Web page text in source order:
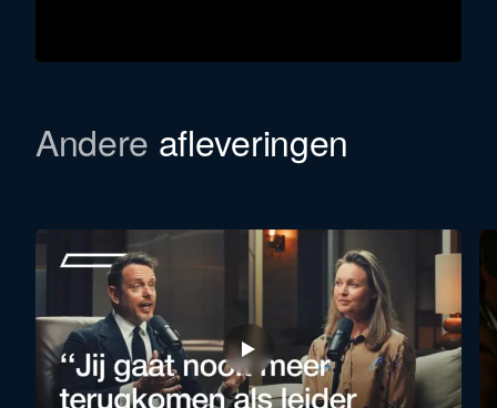
Andere afleveringen